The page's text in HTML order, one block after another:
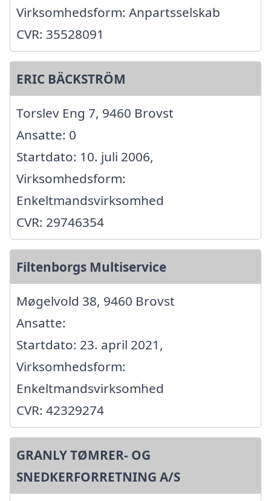
Virksomhedsform: Anpartsselskab
CVR: 35528091
ERIC BÄCKSTRÖM
Torslev Eng 7, 9460 Brovst
Ansatte: 0
Startdato: 10. juli 2006,
Virksomhedsform:
Enkeltmandsvirksomhed
CVR: 29746354
Filtenborgs Multiservice
Møgelvold 38, 9460 Brovst
Ansatte:
Startdato: 23. april 2021,
Virksomhedsform:
Enkeltmandsvirksomhed
CVR: 42329274
GRANLY TØMRER- OG
SNEDKERFORRETNING A/S